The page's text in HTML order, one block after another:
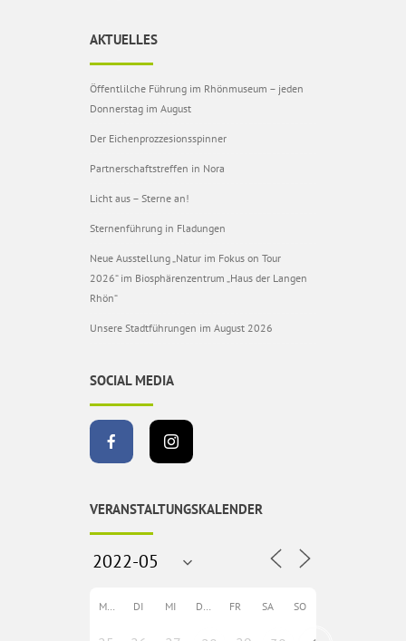
AKTUELLES
Öffentlilche Führung im Rhönmuseum – jeden
Donnerstag im August
Der Eichenprozzesionsspinner
Partnerschaftstreffen in Nora
Licht aus – Sterne an!
Sternenführung in Fladungen
Neue Ausstellung „Natur im Fokus on Tour
2026“ im Biosphärenzentrum „Haus der Langen
Rhön“
Unsere Stadtführungen im August 2026
SOCIAL MEDIA
VERANSTALTUNGSKALENDER
MO DI MI DO FR SA SO